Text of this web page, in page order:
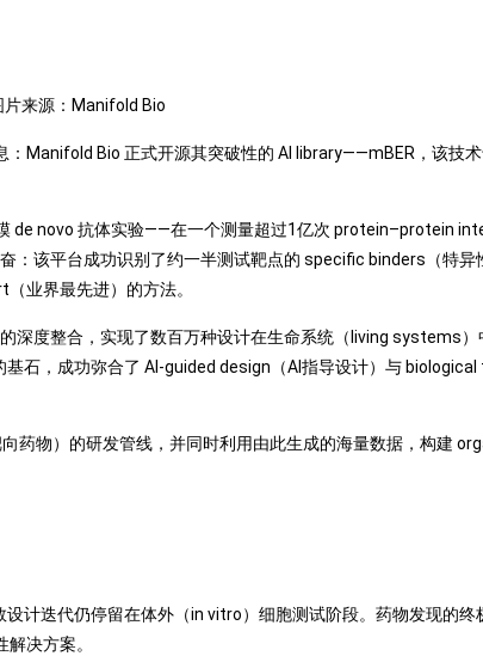
片来源：Manifold Bio
：Manifold Bio 正式开源其突破性的 AI library——mBER，该技
de novo 抗体实验——在一个测量超过1亿次 protein–protein
：该平台成功识别了约一半测试靶点的 specific binders（特异
业界最先进）的方法。
度整合，实现了数百万种设计在生命系统（living systems
，成功弥合了 AI-guided design（AI指导设计）与
药物）的研发管线，并同时利用由此生成的海量数据，构建
计迭代仍停留在体外（in vitro）细胞测试阶段。药物发现的
决方案。